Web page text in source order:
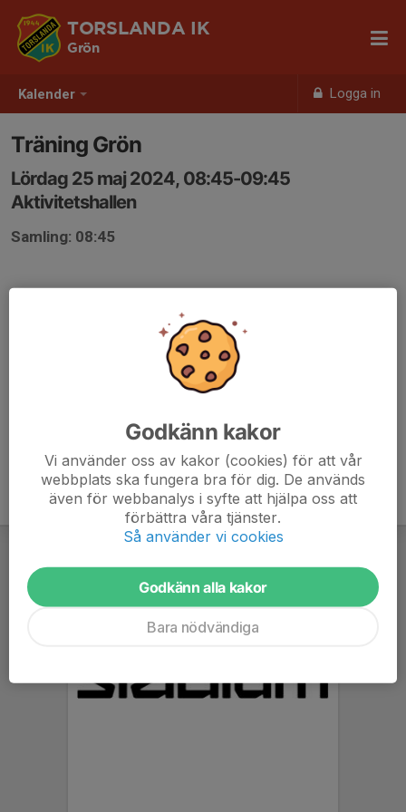
Kalender Logga in
TORSLANDA IK
Grön
Träning Grön
Lördag 25 maj 2024, 08:45-09:45
Aktivitetshallen
Samling: 08:45
Godkänn kakor
Vi använder oss av kakor (cookies) för att vår
webbplats ska fungera bra för dig. De används
även för webbanalys i syfte att hjälpa oss att
förbättra våra tjänster.
Så använder vi cookies
Godkänn alla kakor
Bara nödvändiga